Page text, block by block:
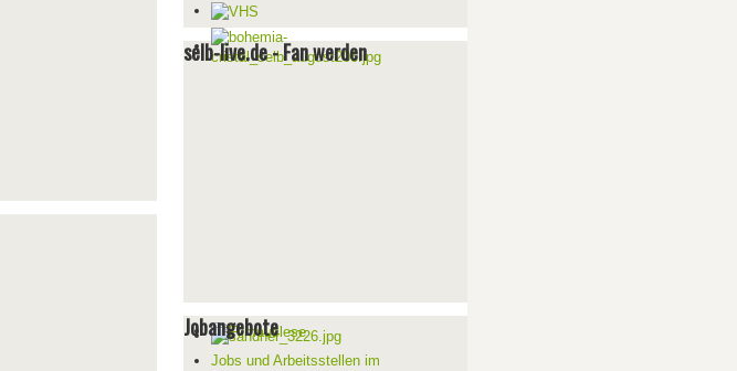
selb-live.de - Fan werden
Jobangebote
Jobs und Arbeitsstellen im